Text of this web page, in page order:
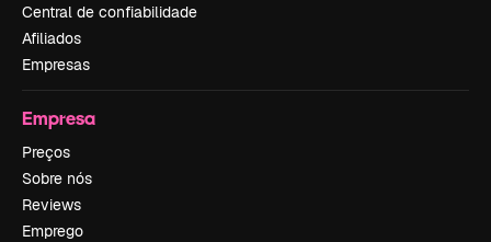
Central de confiabilidade
Afiliados
Empresas
Empresa
Preços
Sobre nós
Reviews
Emprego